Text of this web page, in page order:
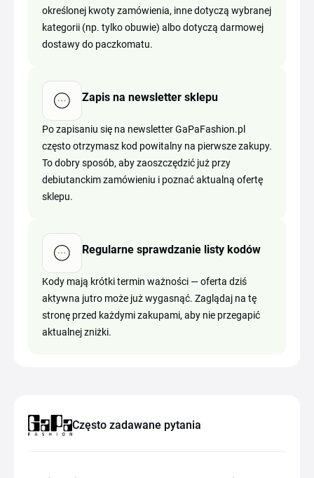
określonej kwoty zamówienia, inne dotyczą wybranej
kategorii (np. tylko obuwie) albo dotyczą darmowej
dostawy do paczkomatu.
Zapis na newsletter sklepu
Po zapisaniu się na newsletter GaPaFashion.pl
często otrzymasz kod powitalny na pierwsze zakupy.
To dobry sposób, aby zaoszczędzić już przy
debiutanckim zamówieniu i poznać aktualną ofertę
sklepu.
Regularne sprawdzanie listy kodów
Kody mają krótki termin ważności — oferta dziś
aktywna jutro może już wygasnąć. Zaglądaj na tę
stronę przed każdymi zakupami, aby nie przegapić
aktualnej zniżki.
Często zadawane pytania